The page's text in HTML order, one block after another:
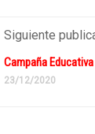
Siguiente
Campaña
23/12/2020